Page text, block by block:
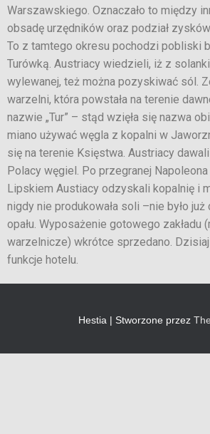
Warszawskiego. Oznaczało to między
obsadę urzędników oraz podział
To z tamtego okresu pochodzi pobliski
Turówką. Austriacy wiedzieli, iż z
wylewanej, też można pozyskiwać sól.
warzelni, która powstała na terenie
nazwie „Tur” – stąd wzięła się nazwa
miano używać węgla z kopalni w
się na terenie Księstwa. Austriacy
Polacy węgiel. Po przegranej
Lipskiem Austiacy odzyskali kopalnię i
nigdy nie produkowała soli –nie było
opału. Wyposażenie gotowego zakładu
warzelnicze) wkrótce sprzedano. Dzisiaj
funkcje hotelu.
Hestia | Stworzone przez